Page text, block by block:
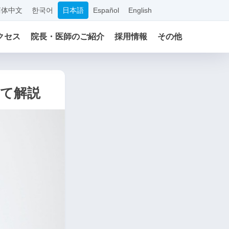
中文 한국어 日本語 Español English
セス 院長・医師のご紹介 採用情報 その他
解説